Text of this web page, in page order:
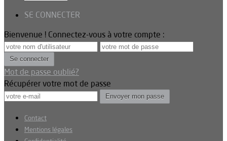
SE CONNECTER
Bienvenue ! Connectez-vous à votre compte :
Mot de passe oublié?
Récupérer votre mot de passe
Contact
Mentions légales